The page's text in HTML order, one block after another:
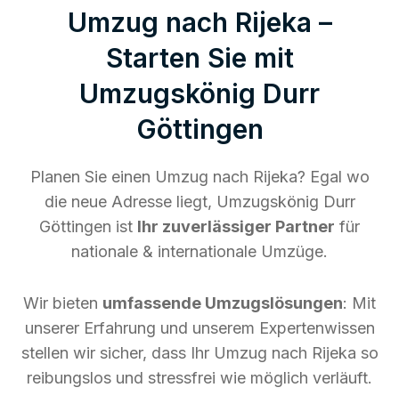
Umzug nach Rijeka –
Starten Sie mit
Umzugskönig Durr
Göttingen
Planen Sie einen Umzug nach Rijeka? Egal wo
die neue Adresse liegt, Umzugskönig Durr
Göttingen ist Ihr zuverlässiger Partner für
nationale & internationale Umzüge.
Wir bieten umfassende Umzugslösungen: Mit
unserer Erfahrung und unserem Expertenwissen
stellen wir sicher, dass Ihr Umzug nach Rijeka so
reibungslos und stressfrei wie möglich verläuft.